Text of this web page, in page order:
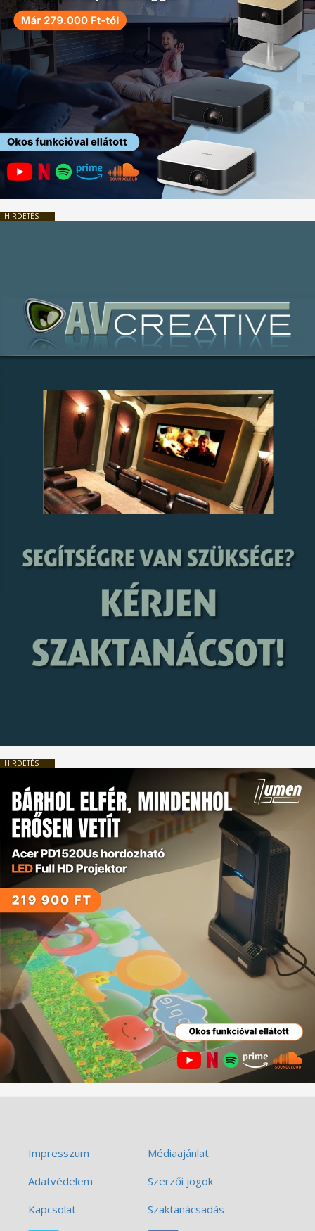
HIRDETÉS
HIRDETÉS
Impresszum
Médiaajánlat
Adatvédelem
Szerzői jogok
Kapcsolat
Szaktanácsadás